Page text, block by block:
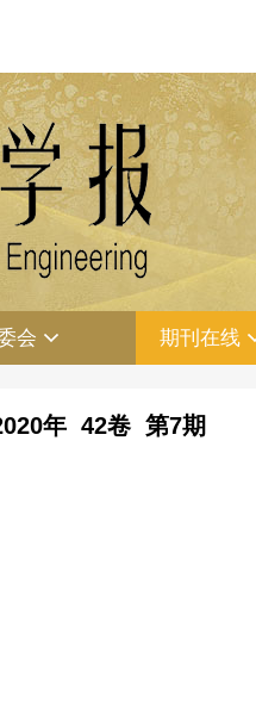
会 期刊在线
年 42卷 第7期